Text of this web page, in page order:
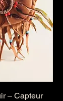
– Capteur